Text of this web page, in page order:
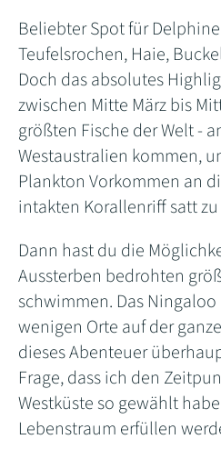
Beliebter Spot für
Teufelsrochen, Haie,
Doch das absolutes
zwischen Mitte März bis
größten Fische der Welt -
Westaustralien kommen,
Plankton Vorkommen an
intakten Korallenriff satt zu
Dann hast du die
Aussterben bedrohten
schwimmen. Das Ningaloo
wenigen Orte auf der
dieses Abenteuer
Frage, dass ich den
Westküste so gewählt
Lebenstraum erfüllen